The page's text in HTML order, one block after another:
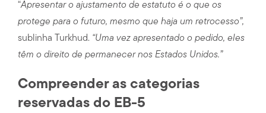
“Apresentar o ajustamento de estatuto é o que os
protege para o futuro, mesmo que haja um retrocesso”,
sublinha Turkhud. “Uma vez apresentado o pedido, eles
têm o direito de permanecer nos Estados Unidos.”
Compreender as categorias
reservadas do EB-5